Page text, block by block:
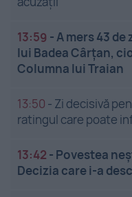
13:59 -A mers 43 de
lui Badea Cârțan,
Columna lui Traian
13:50 - Zi decisivă
ratingul care poate
13:42 - Povestea
Decizia care i-a